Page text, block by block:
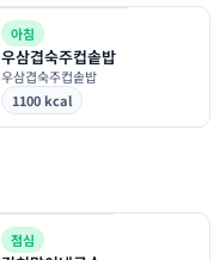
아침
우삼겹숙주컵솥밥
우삼겹숙주컵솥밥
1100 kcal
점심